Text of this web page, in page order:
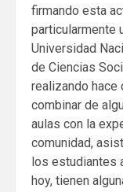
firmando esta
particularmente
Universidad
de Ciencias
realizando hace
combinar de
aulas con la
comunidad,
los estudiantes
hoy, tienen